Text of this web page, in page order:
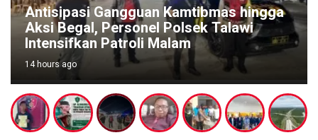
Antisipasi Gangguan Kamtibmas hingga
Aksi Begal, Personel Polsek Talawi
Intensifkan Patroli Malam
14 hours ago